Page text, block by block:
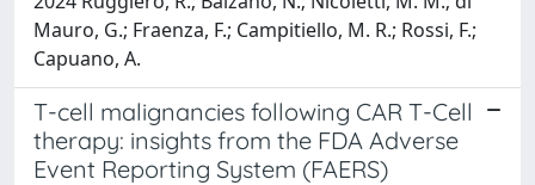
Mauro, G.; Fraenza, F.; Campitiello, M. R.; Rossi, F.;
Capuano, A.
T-cell malignancies following CAR T-Cell
therapy: insights from the FDA Adverse
Event Reporting System (FAERS)